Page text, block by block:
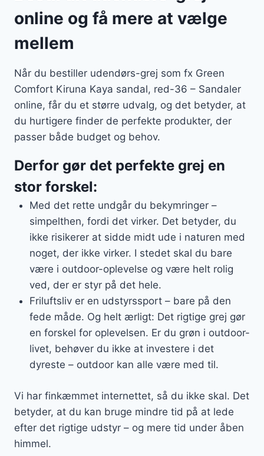
online og få mere at vælge
mellem
Når du bestiller udendørs-grej som fx Green
Comfort Kiruna Kaya sandal, red-36 – Sandaler
online, får du et større udvalg, og det betyder, at
du hurtigere finder de perfekte produkter, der
passer både budget og behov.
Derfor gør det perfekte grej en
stor forskel:
Med det rette undgår du bekymringer –
simpelthen, fordi det virker. Det betyder, du
ikke risikerer at sidde midt ude i naturen med
noget, der ikke virker. I stedet skal du bare
være i outdoor-oplevelse og være helt rolig
ved, der er styr på det hele.
Friluftsliv er en udstyrssport – bare på den
fede måde. Og helt ærligt: Det rigtige grej gør
en forskel for oplevelsen. Er du grøn i outdoor-
livet, behøver du ikke at investere i det
dyreste – outdoor kan alle være med til.
Vi har finkæmmet internettet, så du ikke skal. Det
betyder, at du kan bruge mindre tid på at lede
efter det rigtige udstyr – og mere tid under åben
himmel.